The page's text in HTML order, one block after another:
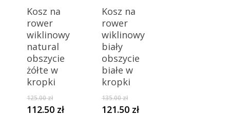
Kosz na
rower
wiklinowy
natural
obszycie
żółte w
kropki
125.00złPierwotna
cena
112.50 złAktualna
Kosz na
rower
wiklinowy
biały
obszycie
białe w
kropki
135.00złPierwotna
cena
121.50 złAktualna